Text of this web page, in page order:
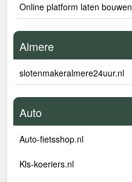
Online platform laten bouwen
Almere
slotenmakeralmere24uur.nl
Auto
Auto-fietsshop.nl
Kls-koeriers.nl